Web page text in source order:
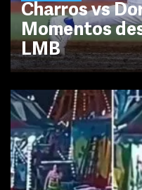
Charros vs
Momentos
LMB